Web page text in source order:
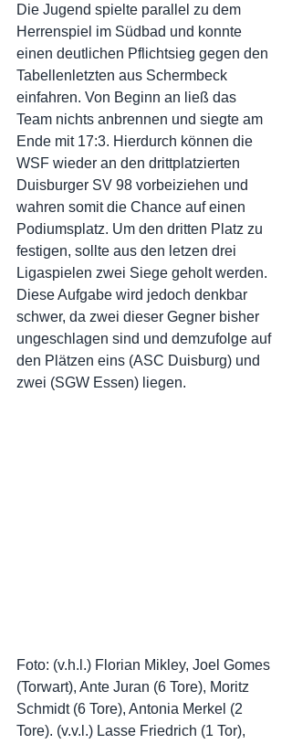
Die Jugend spielte parallel zu dem
Herrenspiel im Südbad und konnte
einen deutlichen Pflichtsieg gegen den
Tabellenletzten aus Schermbeck
einfahren. Von Beginn an ließ das
Team nichts anbrennen und siegte am
Ende mit 17:3. Hierdurch können die
WSF wieder an den drittplatzierten
Duisburger SV 98 vorbeiziehen und
wahren somit die Chance auf einen
Podiumsplatz. Um den dritten Platz zu
festigen, sollte aus den letzen drei
Ligaspielen zwei Siege geholt werden.
Diese Aufgabe wird jedoch denkbar
schwer, da zwei dieser Gegner bisher
ungeschlagen sind und demzufolge auf
den Plätzen eins (ASC Duisburg) und
zwei (SGW Essen) liegen.
Foto: (v.h.l.) Florian Mikley, Joel Gomes
(Torwart), Ante Juran (6 Tore), Moritz
Schmidt (6 Tore), Antonia Merkel (2
Tore). (v.v.l.) Lasse Friedrich (1 Tor),